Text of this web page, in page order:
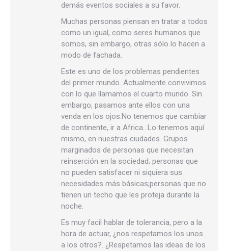
demás eventos sociales a su favor.
Muchas personas piensan en tratar a todos
como un igual, como seres humanos que
somos, sin embargo, otras sólo lo hacen a
modo de fachada.
Este es uno de los problemas pendientes
del primer mundo. Actualmente convivimos
con lo que llamamos el cuarto mundo. Sin
embargo, pasamos ante ellos con una
venda en los ojos.No tenemos que cambiar
de continente, ir a Africa…Lo tenemos aquí
mismo, en nuestras ciudades. Grupos
marginados de personas que necesitan
reinserción en la sociedad; personas que
no pueden satisfacer ni siquiera sus
necesidades más básicas;personas que no
tienen un techo que les proteja durante la
noche.
Es muy facil hablar de tolerancia, pero a la
hora de actuar, ¿nos respetamos los unos
a los otros?. ¿Respetamos las ideas de los